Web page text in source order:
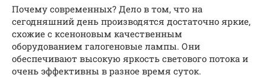
Почему современных? Дело в том, что на
сегодняшний день производятся достаточно яркие,
схожие с ксеноновым качественным
оборудованием галогеновые лампы. Они
обеспечивают высокую яркость светового потока и
очень эффективны в разное время суток.